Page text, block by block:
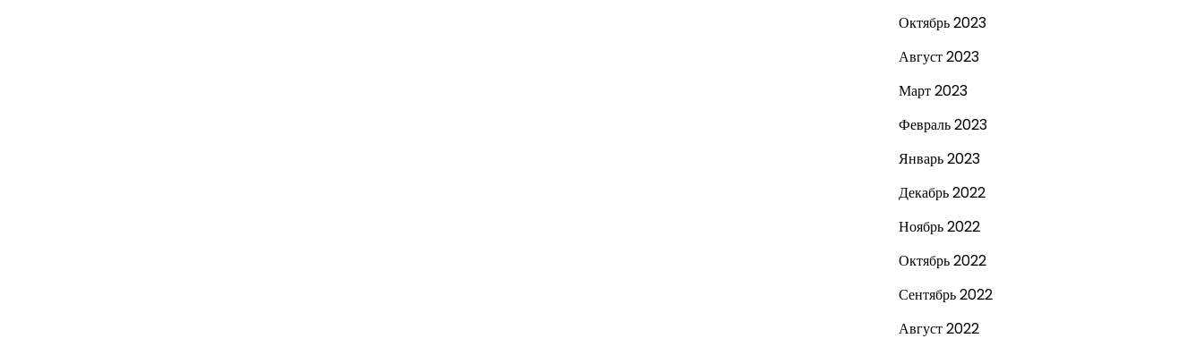
Октябрь 2023
Август 2023
Март 2023
Февраль 2023
Январь 2023
Декабрь 2022
Ноябрь 2022
Октябрь 2022
Сентябрь 2022
Август 2022